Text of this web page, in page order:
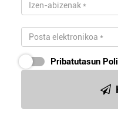
Pribatutasun